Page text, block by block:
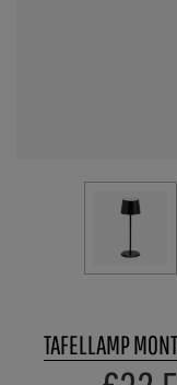
TAFELLAMP